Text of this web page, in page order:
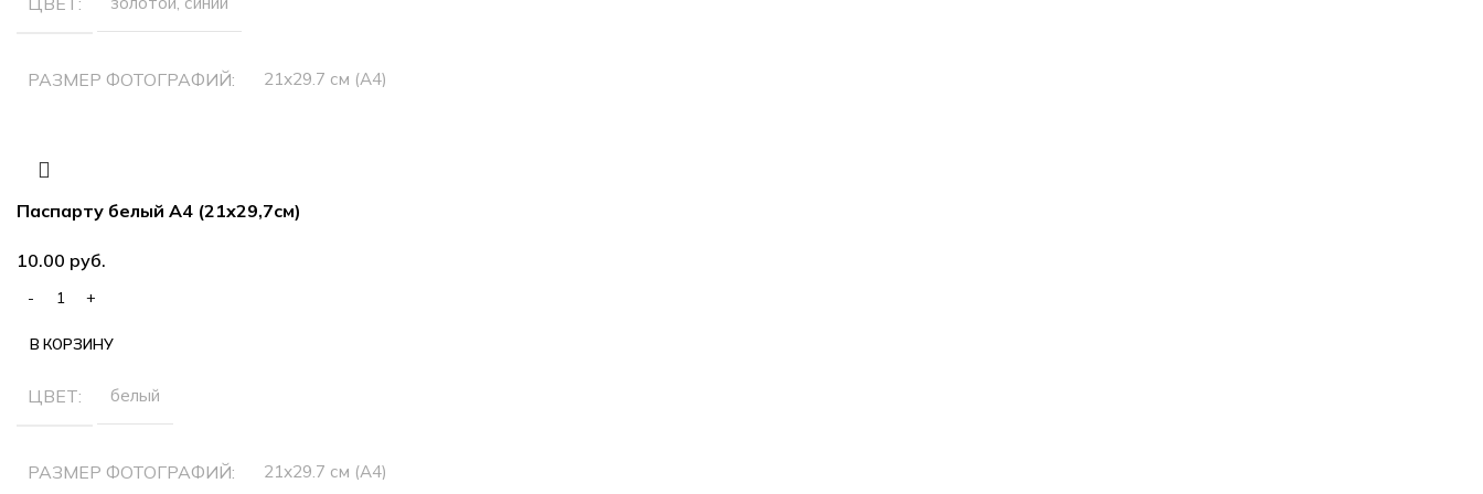
РАЗМЕР ФОТОГРАФИЙ 21х29.7 см (А4)
Паспарту белый А4 (21х29,7см)
руб.
В КОРЗИНУ
ЦВЕТ белый
РАЗМЕР ФОТОГРАФИЙ 21х29.7 см (А4)